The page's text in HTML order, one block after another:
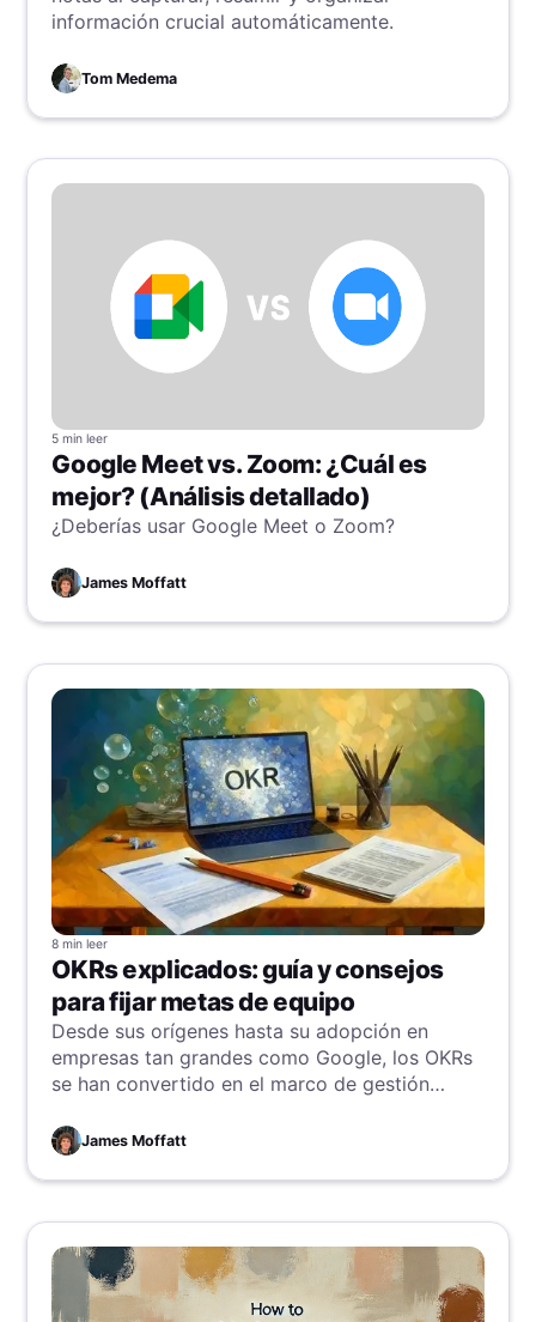
información crucial automáticamente.
Tom Medema
5 min leer
Google Meet vs. Zoom: ¿Cuál es
mejor? (Análisis detallado)
¿Deberías usar Google Meet o Zoom?
James Moffatt
8 min leer
OKRs explicados: guía y consejos
para fijar metas de equipo
Desde sus orígenes hasta su adopción en
empresas tan grandes como Google, los OKRs
se han convertido en el marco de gestión
mundo. Descubre todo sobre OKRs en este
artículo y lleva a tu equipo al siguiente nivel
con una aplicación práctica.
James Moffatt